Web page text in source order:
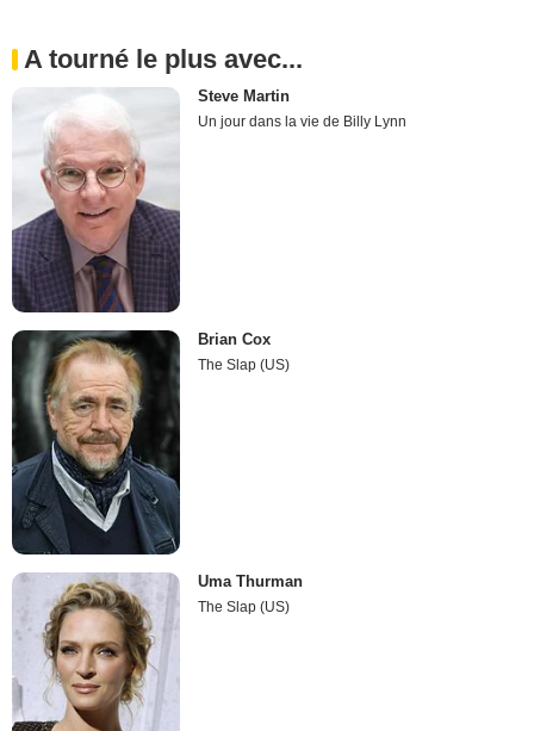
A tourné le plus avec...
Steve Martin
Un jour dans la vie de Billy Lynn
Brian Cox
The Slap (US)
Uma Thurman
The Slap (US)